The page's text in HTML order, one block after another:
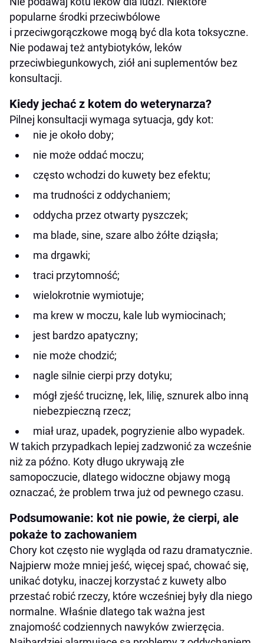
popularne środki przeciwbólowe
i przeciwgorączkowe mogą być dla kota toksyczne.
Nie podawaj też antybiotyków, leków
przeciwbiegunkowych, ziół ani suplementów bez
konsultacji.
Kiedy jechać z kotem do weterynarza?
Pilnej konsultacji wymaga sytuacja, gdy kot:
nie je około doby;
nie może oddać moczu;
często wchodzi do kuwety bez efektu;
ma trudności z oddychaniem;
oddycha przez otwarty pyszczek;
ma blade, sine, szare albo żółte dziąsła;
ma drgawki;
traci przytomność;
wielokrotnie wymiotuje;
ma krew w moczu, kale lub wymiocinach;
jest bardzo apatyczny;
nie może chodzić;
nagle silnie cierpi przy dotyku;
mógł zjeść truciznę, lek, lilię, sznurek albo inną
niebezpieczną rzecz;
miał uraz, upadek, pogryzienie albo wypadek.
W takich przypadkach lepiej zadzwonić za wcześnie
niż za późno. Koty długo ukrywają złe
samopoczucie, dlatego widoczne objawy mogą
oznaczać, że problem trwa już od pewnego czasu.
Podsumowanie: kot nie powie, że cierpi, ale
pokaże to zachowaniem
Chory kot często nie wygląda od razu dramatycznie.
Najpierw może mniej jeść, więcej spać, chować się,
unikać dotyku, inaczej korzystać z kuwety albo
przestać robić rzeczy, które wcześniej były dla niego
normalne. Właśnie dlatego tak ważna jest
znajomość codziennych nawyków zwierzęcia.